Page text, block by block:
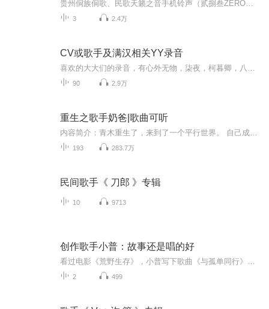
3 2.4万
CV或歌手及满汉相关YY录音
90 2.9万
重生之歌手奶爸|歌曲可听
193 283.7万
民间歌手《 刀郎 》专辑
10 9713
创作歌手小普：故事还是唱的好
2 499